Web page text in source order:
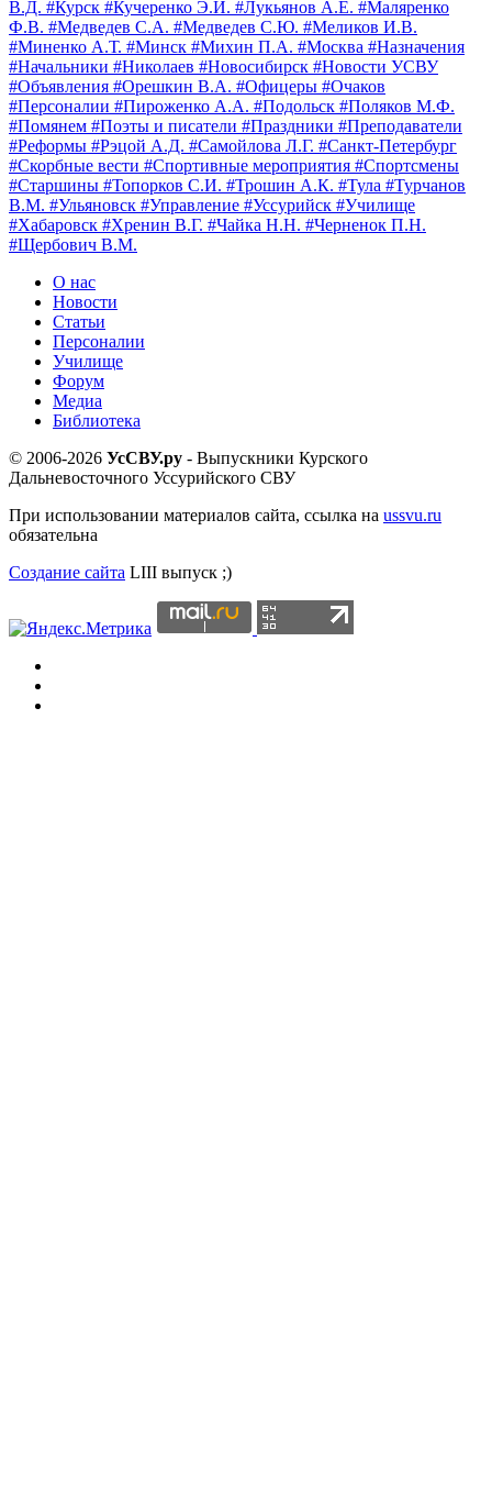
В.Д. #Курск #Кучеренко Э.И. #Лукьянов А.Е. #Маляренко
Ф.В. #Медведев С.А. #Медведев С.Ю. #Меликов И.В.
#Миненко А.Т. #Минск #Михин П.А. #Москва #Назначения
#Начальники #Николаев #Новосибирск #Новости УСВУ
#Объявления #Орешкин В.А. #Офицеры #Очаков
#Персоналии #Пироженко А.А. #Подольск #Поляков М.Ф.
#Помянем #Поэты и писатели #Праздники #Преподаватели
#Реформы #Рэцой А.Д. #Самойлова Л.Г. #Санкт-Петербург
#Скорбные вести #Спортивные мероприятия #Спортсмены
#Старшины #Топорков С.И. #Трошин А.К. #Тула #Турчанов
В.М. #Ульяновск #Управление #Уссурийск #Училище
#Хабаровск #Хренин В.Г. #Чайка Н.Н. #Черненок П.Н.
#Щербович В.М.
О нас
Новости
Статьи
Персоналии
Училище
Форум
Медиа
Библиотека
© 2006-2026 УсСВУ.ру - Выпускники Курского
Дальневосточного Уссурийского СВУ
При использовании материалов сайта, ссылка на ussvu.ru
обязательна
Создание сайта LIII выпуск ;)